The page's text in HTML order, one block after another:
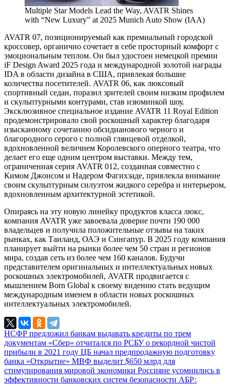
Multiple Star Models Lead the Way, AVATR Shines
with “New Luxury” at 2025 Munich Auto Show (IAA)
AVATR 07, позиционируемый как премиальный городской
кроссовер, органично сочетает в себе просторный комфорт с
эмоциональным теплом. Он был удостоен немецкой премии
iF Design Award 2025 года и международной золотой награды
IDA в области дизайна в США, привлекая большие
количества посетителей. AVATR 06, как люксовый
спортивный седан, поразил зрителей своим низким профилем
и скульптурными контурами, став изюминкой шоу.
Эксклюзивное специальное издание AVATR 11 Royal Edition
продемонстрировало свой роскошный характер благодаря
изысканному сочетанию обсидианового черного и
благородного серого с полной глянцевой отделкой,
вдохновленной величием Королевского оперного театра, что
делает его еще одним центром выставки. Между тем,
ограниченная серия AVATR 012, созданная совместно с
Кимом Джонсом и Надером Фагихзаде, привлекла внимание
своим скульптурным силуэтом жидкого серебра и интерьером,
вдохновленным архитектурной эстетикой.
Опираясь на эту новую линейку продуктов класса люкс,
компания AVATR уже завоевала доверие почти 190 000
владельцев и получила положительные отзывы на таких
рынках, как Таиланд, ОАЭ и Сингапур. В 2025 году компания
планирует выйти на рынки более чем 50 стран и регионов
мира, создав сеть из более чем 160 каналов. Будучи
представителем оригинальных и интеллектуальных новых
роскошных электромобилей, AVATR продвигается с
мышлением Born Global к своему видению стать ведущим
международным именем в области новых роскошных
интеллектуальных электромобилей.
НСФР предложил банкам выдавать кредиты по трем
документам «Сбер» отчитался по РСБУ о рекордной чистой
прибыли в 2021 году ЦБ начал предпродажную подготовку
банка «Открытие» МВФ выделит $650 млрд для
стимулирования мировой экономики Россияне усомнились в
эффективности банковских систем безопасности АБР: